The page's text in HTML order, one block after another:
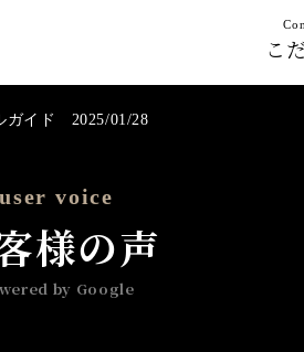
こ
ガイド 2025/01/28
user voice
様の声
by Google